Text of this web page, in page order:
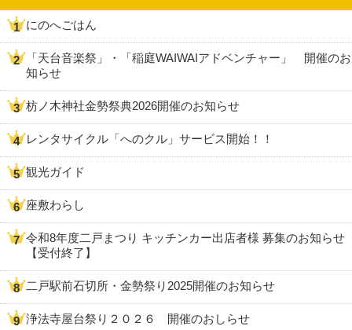
にのへごはん
「天台音楽祭」・「稲庭WAIWAIアドベンチャー」 開催のお
知らせ
枋ノ木神社金勢祭典2026開催のお知らせ
レンタサイクル「へのクル」サービス開始！！
観光ガイド
座敷わらし
令和8年度二戸まつり キッチンカー出店者様 募集のお知らせ
【受付終了】
二戸駅前石切所・金勢祭り2025開催のお知らせ
浄法寺屋台祭り２０２６ 開催のおしらせ